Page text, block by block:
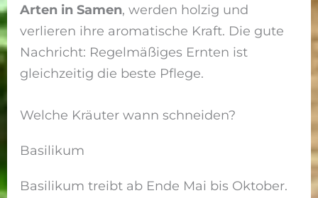
Arten in Samen, werden holzig und
verlieren ihre aromatische Kraft. Die gute
Nachricht: Regelmäßiges Ernten ist
gleichzeitig die beste Pflege.
Welche Kräuter wann schneiden?
Basilikum
Basilikum treibt ab Ende Mai bis Oktober.